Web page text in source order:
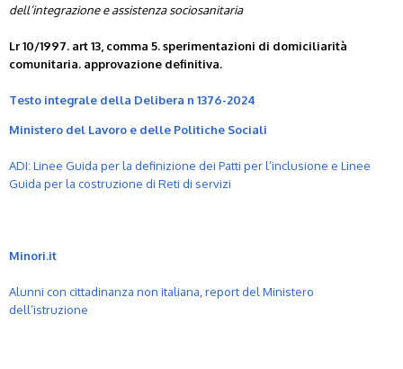
dell’integrazione e assistenza sociosanitaria
Lr 10/1997. art 13, comma 5. sperimentazioni di domiciliarità
comunitaria. approvazione definitiva.
Testo integrale della Delibera n 1376-2024
Ministero del Lavoro e delle Politiche Sociali
ADI: Linee Guida per la definizione dei Patti per l’inclusione e Linee
Guida per la costruzione di Reti di servizi
Minori.it
Alunni con cittadinanza non italiana, report del Ministero
dell’istruzione